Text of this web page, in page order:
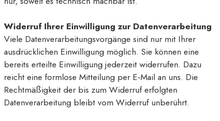
Widerruf Ihrer Einwilligung zur Datenverarbeitung
Viele Datenverarbeitungsvorgänge sind nur mit Ihrer
ausdrücklichen Einwilligung möglich. Sie können eine
bereits erteilte Einwilligung jederzeit widerrufen. Dazu
reicht eine formlose Mitteilung per E-Mail an uns. Die
Rechtmäßigkeit der bis zum Widerruf erfolgten
Datenverarbeitung bleibt vom Widerruf unberührt.